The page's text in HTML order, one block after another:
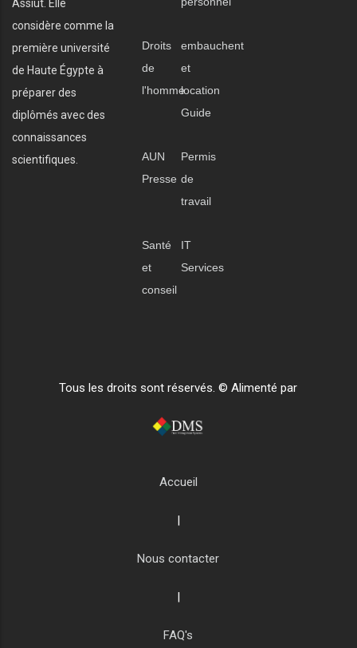
Assiut. Elle
considère comme la
première université
de Haute Égypte à
préparer des
diplômés avec des
connaissances
scientifiques.
Droits
de
l'homme
embauchent
et
location
Guide
AUN
Presse
Permis
de
travail
Santé
et
conseil
IT
Services
Tous les droits sont réservés. © Alimenté par
Accueil
Nous contacter
FAQ's